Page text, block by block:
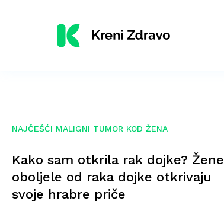
NAJČEŠĆI MALIGNI TUMOR KOD ŽENA
Kako sam otkrila rak dojke? Žene
oboljele od raka dojke otkrivaju
svoje hrabre priče